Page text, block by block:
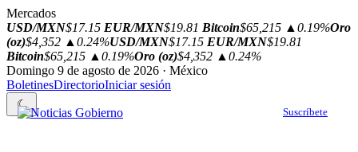
Mercados
USD/MXN$17.15 EUR/MXN$19.81 Bitcoin$65,215 ▲0.19%Oro
(oz)$4,352 ▲0.24%USD/MXN$17.15 EUR/MXN$19.81
Bitcoin$65,215 ▲0.19%Oro (oz)$4,352 ▲0.24%
Domingo 9 de agosto de 2026 · México
BoletinesDirectorioIniciar sesión
☾
Suscríbete